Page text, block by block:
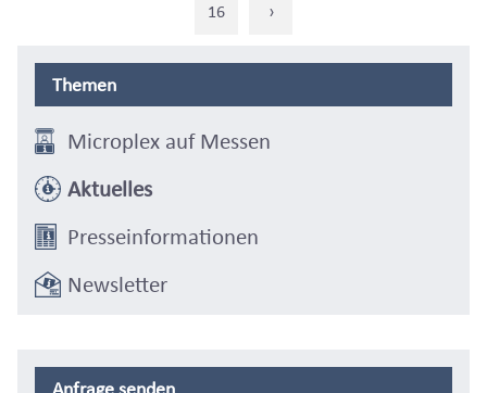
16 ›
Themen
Microplex auf Messen
Aktuelles
Presseinformationen
Newsletter